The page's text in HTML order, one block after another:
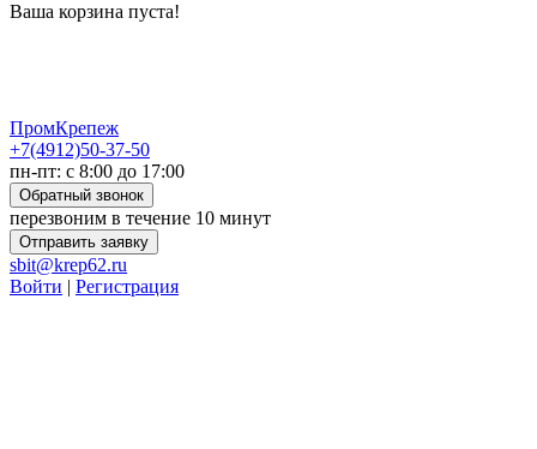
Ваша корзина пуста!
ПромКрепеж
+7(4912)50-37-50
пн-пт: с 8:00 до 17:00
Обратный звонок
перезвоним в течение 10 минут
Отправить заявку
sbit@krep62.ru
Войти | Регистрация